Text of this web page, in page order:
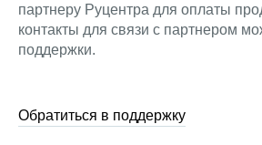
партнеру Руцентра для оплаты
контакты для связи с партнером
поддержки.
Обратиться в поддержку